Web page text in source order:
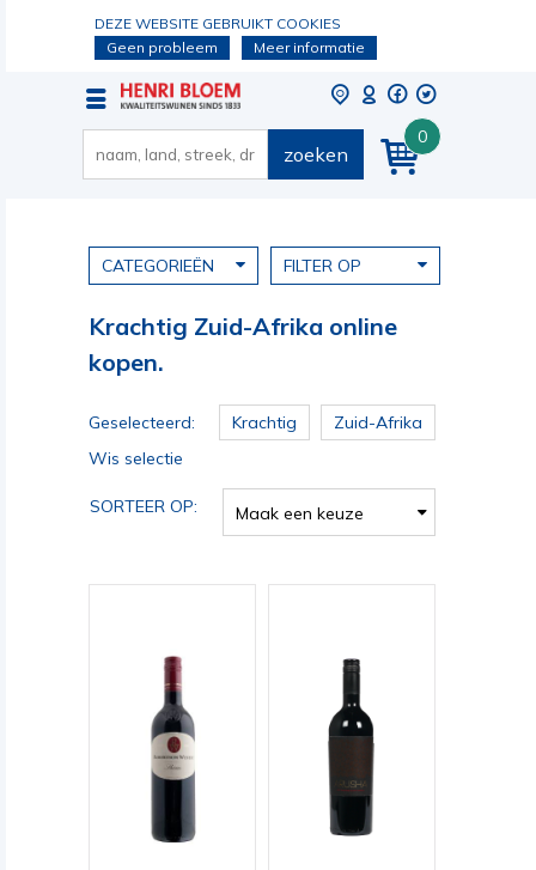
DEZE WEBSITE GEBRUIKT COOKIES
Geen probleem
Meer informatie
0
zoeken
CATEGORIEËN FILTER OP
Krachtig Zuid-Afrika online
kopen.
Geselecteerd: Krachtig
Zuid-Afrika
Wis selectie
SORTEER OP: Maak een keuze